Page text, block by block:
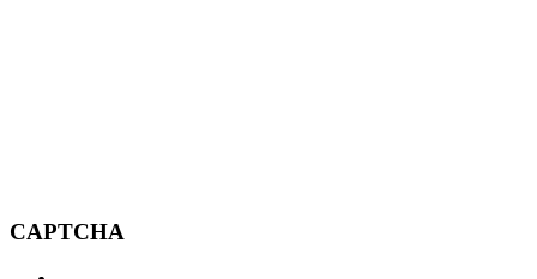
CAPTCHA